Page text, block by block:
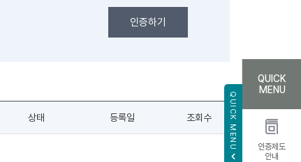
인증하기
상태 등록일 조회수 QUICK MENU
QUICK
MENU
인증제도
안내